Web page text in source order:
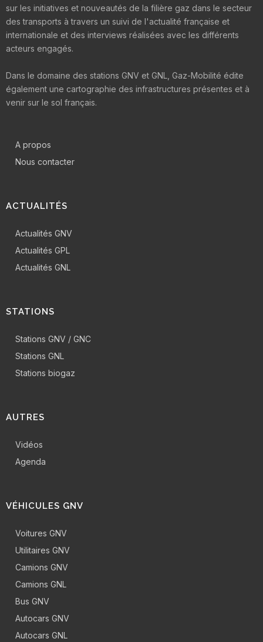
sur les initiatives et nouveautés de la filière gaz dans le secteur
des transports à travers un suivi de l'actualité française et
internationale et des interviews réalisées avec les différents
acteurs engagés.
Dans le domaine des stations GNV et GNL, Gaz-Mobilité édite
également une cartographie des infrastructures présentes et à
venir sur le sol français.
A propos
Nous contacter
ACTUALITÉS
Actualités GNV
Actualités GPL
Actualités GNL
STATIONS
Stations GNV / GNC
Stations GNL
Stations biogaz
AUTRES
Vidéos
Agenda
VÉHICULES GNV
Voitures GNV
Utilitaires GNV
Camions GNV
Camions GNL
Bus GNV
Autocars GNV
Autocars GNL